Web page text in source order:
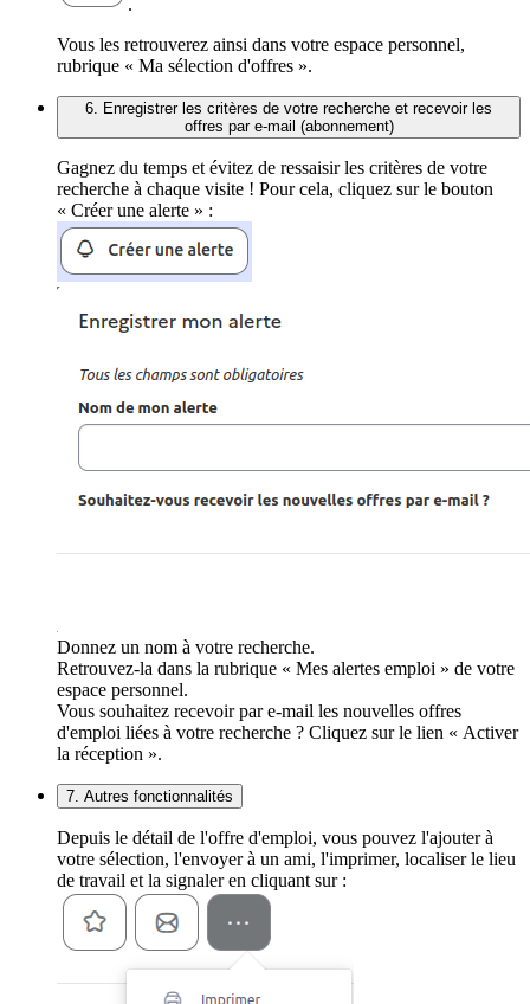
.
Vous les retrouverez ainsi dans votre espace personnel,
rubrique « Ma sélection d'offres ».
6. Enregistrer les critères de votre recherche et recevoir les
offres par e-mail (abonnement)
Gagnez du temps et évitez de ressaisir les critères de votre
recherche à chaque visite ! Pour cela, cliquez sur le bouton
« Créer une alerte » :
Donnez un nom à votre recherche.
Retrouvez-la dans la rubrique « Mes alertes emploi » de votre
espace personnel.
Vous souhaitez recevoir par e-mail les nouvelles offres
d'emploi liées à votre recherche ? Cliquez sur le lien « Activer
la réception ».
7. Autres fonctionnalités
Depuis le détail de l'offre d'emploi, vous pouvez l'ajouter à
votre sélection, l'envoyer à un ami, l'imprimer, localiser le lieu
de travail et la signaler en cliquant sur :